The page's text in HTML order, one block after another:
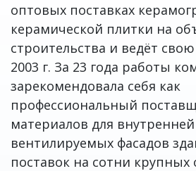
оптовых поставках
керамической плитки на
строительства и ведёт
2003 г. За 23 года работы
зарекомендовала себя как
профессиональный
материалов для
вентилируемых фасадов
поставок на сотни крупных